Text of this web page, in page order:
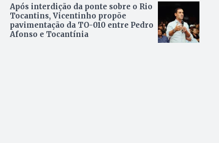
Após interdição da ponte sobre o Rio
Tocantins, Vicentinho propõe
pavimentação da TO-010 entre Pedro
Afonso e Tocantínia